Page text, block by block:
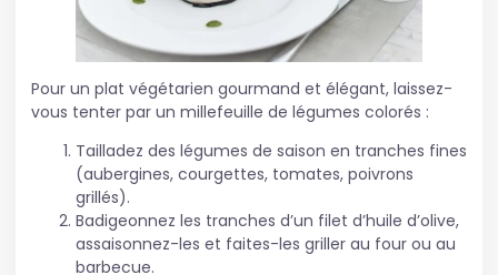
Pour un plat végétarien gourmand et élégant, laissez-
vous tenter par un millefeuille de légumes colorés :
Tailladez des légumes de saison en tranches fines
(aubergines, courgettes, tomates, poivrons
grillés).
Badigeonnez les tranches d’un filet d’huile d’olive,
assaisonnez-les et faites-les griller au four ou au
barbecue.